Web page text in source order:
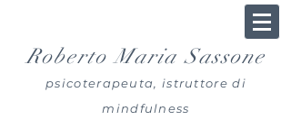
Roberto Maria Sassone
psicoterapeuta, istruttore di
mindfulness